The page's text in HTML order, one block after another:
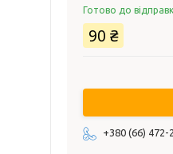
Готово до
90 ₴
+380 (66) 472-